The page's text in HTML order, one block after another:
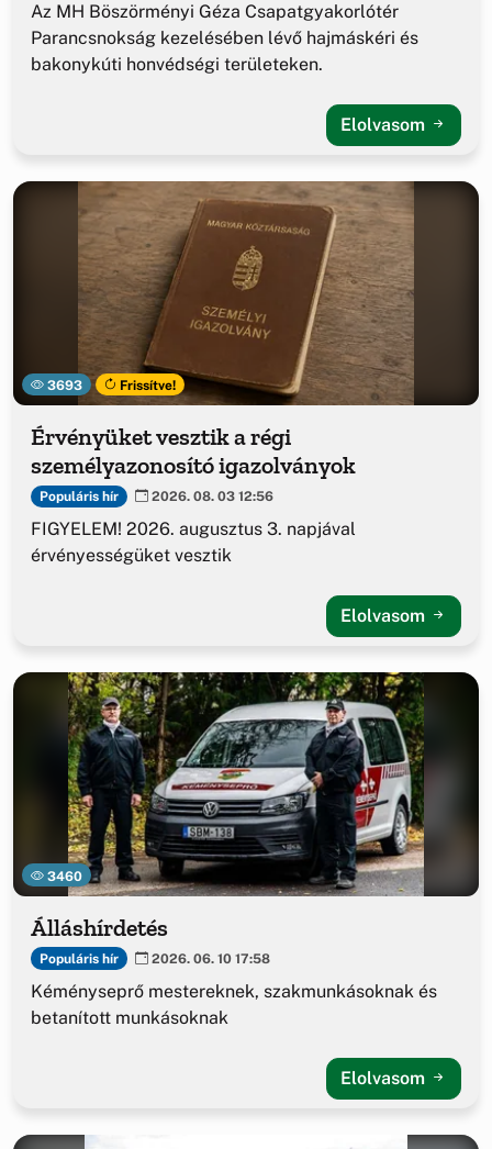
Az MH Böszörményi Géza Csapatgyakorlótér
Parancsnokság kezelésében lévő hajmáskéri és
bakonykúti honvédségi területeken.
Elolvasom
3693 Frissítve!
Érvényüket vesztik a régi
személyazonosító igazolványok
Populáris hír 2026. 08. 03 12:56
FIGYELEM! 2026. augusztus 3. napjával
érvényességüket vesztik
Elolvasom
3460
Álláshírdetés
Populáris hír 2026. 06. 10 17:58
Kéményseprő mestereknek, szakmunkásoknak és
betanított munkásoknak
Elolvasom